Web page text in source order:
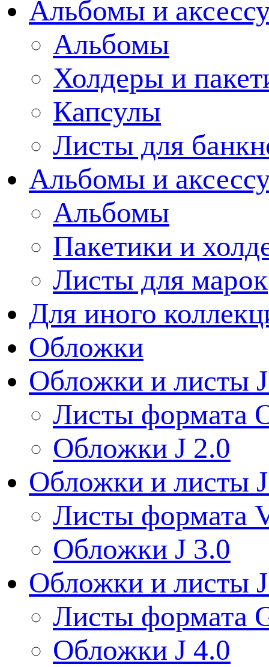
Альбомы и
Альбомы
Холдеры и
Капсулы
Листы для
Альбомы и
Альбомы
Пакетики и
Листы для марок
Для иного
Обложки
Обложки и листы
Листы формата
Обложки J 2.0
Обложки и листы
Листы формата
Обложки J 3.0
Обложки и листы
Листы формата
Обложки J 4.0